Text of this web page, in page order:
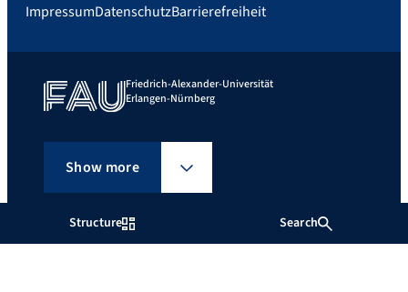
Structure Search
ImpressumDatenschutzBarrierefreiheit
Friedrich-Alexander-Universität
Erlangen-Nürnberg
Show more